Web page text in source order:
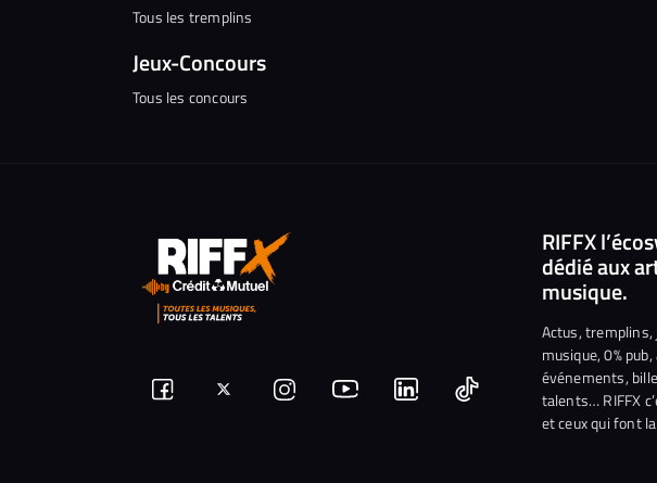
Tous les tremplins
Jeux-Concours
Tous les concours
Suivez-Suivez-Nous
NousNous Nous
RIFFX
dédié aux
musique.
Actus, tremplins,
musique, 0%
événements,
talents… RIFFX
et ceux qui font